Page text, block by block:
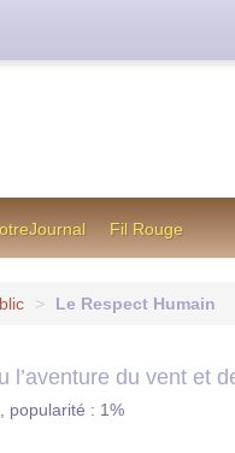
Fil Rouge
> Le Respect Humain
l’aventure du vent et
popularité : 1%
cas de difficultés,